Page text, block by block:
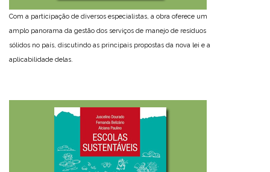
Com a participação de diversos especialistas, a obra oferece um
amplo panorama da gestão dos serviços de manejo de resíduos
sólidos no país, discutindo as principais propostas da nova lei e a
aplicabilidade delas.